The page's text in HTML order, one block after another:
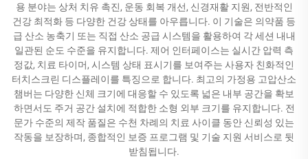
용 분야는 상처 치유 촉진, 운동 회복 개선, 신경재활 지원, 전반적인
건강 최적화 등 다양한 건강 상태를 아우릅니다. 이 기술은 의약품 등
급 산소 농축기 또는 직접 산소 공급 시스템을 활용하여 각 세션 내내
일관된 순도 수준을 유지합니다. 제어 인터페이스는 실시간 압력 측
정값, 치료 타이머, 시스템 상태 표시기를 보여주는 사용자 친화적인
터치스크린 디스플레이를 특징으로 합니다. 최고의 가정용 고압산소
챔버는 다양한 신체 크기에 대응할 수 있도록 넓은 내부 공간을 확보
하면서도 주거 공간 설치에 적합한 소형 외부 크기를 유지합니다. 전
문가 수준의 제작 품질은 수천 차례의 치료 사이클 동안 신뢰성 있는
작동을 보장하며, 종합적인 보증 프로그램 및 기술 지원 서비스로 뒷
받침됩니다.